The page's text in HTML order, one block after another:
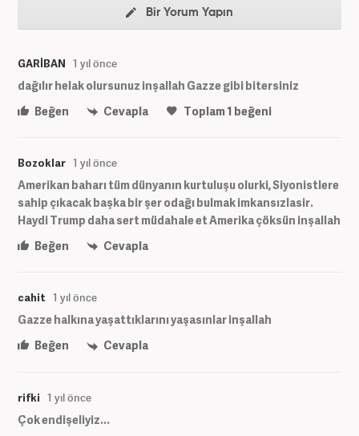
Bir Yorum Yapın
GARİBAN 1 yıl önce
dağılır helak olursunuz inşallah Gazze gibi bitersiniz
Beğen
Cevapla Toplam1 beğeni
Bozoklar 1 yıl önce
Amerikan baharı tüm dünyanın kurtuluşu olurki, Siyonistlere
sahip çıkacak başka bir şer odağı bulmak imkansızlasir.
Haydi Trump daha sert müdahale et Amerika çöksün inşallah
Beğen
Cevapla
cahit 1 yıl önce
Gazze halkına yaşattıklarını yaşasınlar inşallah
Beğen
Cevapla
rifki 1 yıl önce
Çok endişeliyiz...